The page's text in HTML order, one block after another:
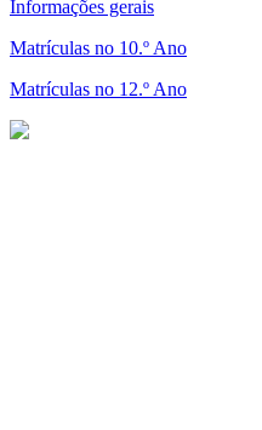
Informações gerais
Matrículas no 10.º Ano
Matrículas no 12.º Ano